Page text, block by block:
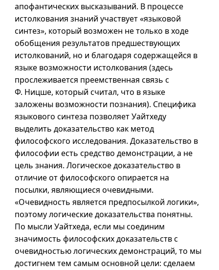
апофантических высказываний. В процессе
истолкования знаний участвует «языковой
синтез», который возможен не только в ходе
обобщения результатов предшествующих
истолкований, но и благодаря содержащейся в
языке возможности истолкования (здесь
прослеживается преемственная связь с
Ф. Ницше, который считал, что в языке
заложены возможности познания). Специфика
языкового синтеза позволяет Уайтхеду
выделить доказательство как метод
философского исследования. Доказательство в
философии есть средство демонстрации, а не
цель знания. Логическое доказательство в
отличие от философского опирается на
посылки, являющиеся очевидными.
«Очевидность является предпосылкой логики»,
поэтому логические доказательства понятны.
По мысли Уайтхеда, если мы соединим
значимость философских доказательств с
очевидностью логических демонстраций, то мы
достигнем тем самым основной цели: сделаем